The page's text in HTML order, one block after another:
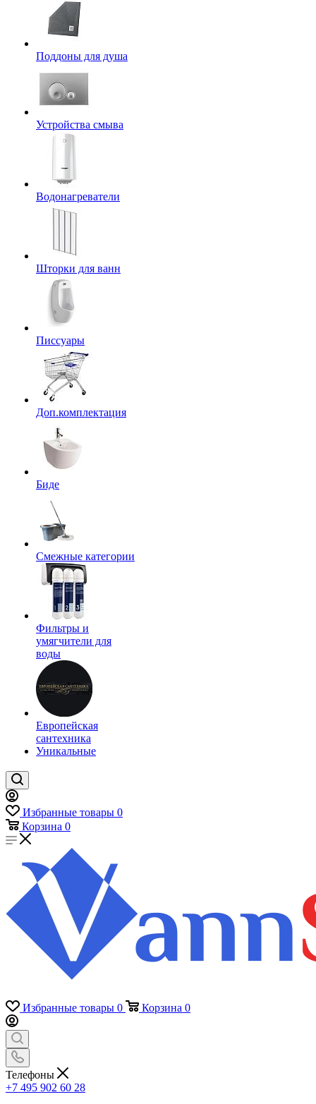
Поддоны для душа
Устройства смыва
Водонагреватели
Шторки для ванн
Писсуары
Доп.комплектация
Биде
Смежные категории
Фильтры и
умягчители для
воды
Европейская
сантехника
Уникальные
Избранные товары 0
Корзина 0
Избранные товары 0 Корзина 0
Телефоны
+7 495 902 60 28